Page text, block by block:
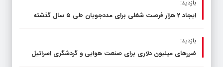
بازدید:
ایجاد 2 هزار فرصت شغلی برای مددجویان طی ۵ سال گذشته
بازدید:
ضررهای میلیون دلاری برای صنعت هوایی و گردشگری اسرائیل